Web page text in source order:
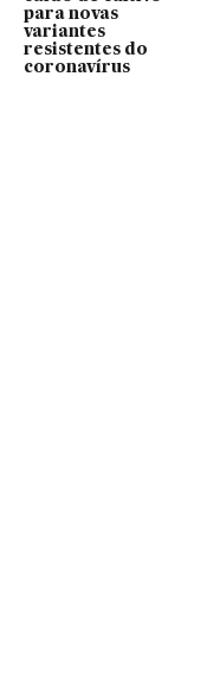
para novas
variantes
resistentes do
coronavírus